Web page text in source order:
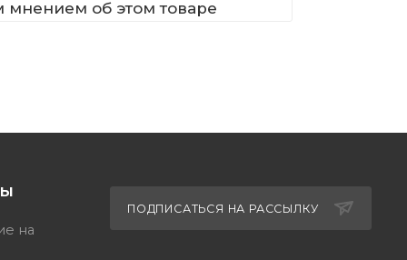
мнением об этом товаре
на
ПОДПИСАТЬСЯ НА РАССЫЛКУ